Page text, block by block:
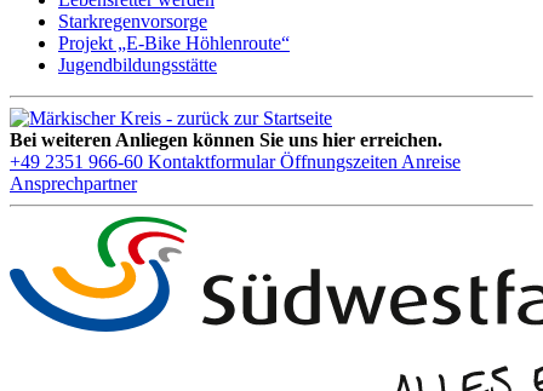
Starkregenvorsorge
Projekt „E-Bike Höhlenroute“
Jugendbildungsstätte
Bei weiteren Anliegen können Sie uns hier erreichen.
+49 2351 966-60 Kontaktformular Öffnungszeiten Anreise
Ansprechpartner